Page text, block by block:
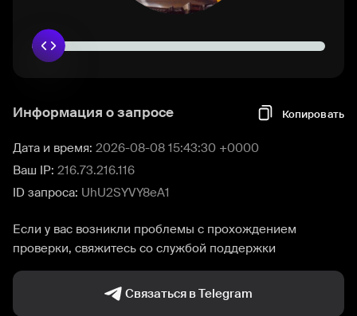
Информация о запросе Копировать
Дата и время: 2026-08-08 15:43:30 +0000
Ваш IP: 216.73.216.116
ID запроса: UhU2SYVY8eA1
Если у вас возникли проблемы с прохождением
проверки, свяжитесь со службой поддержки
Связаться в Telegram